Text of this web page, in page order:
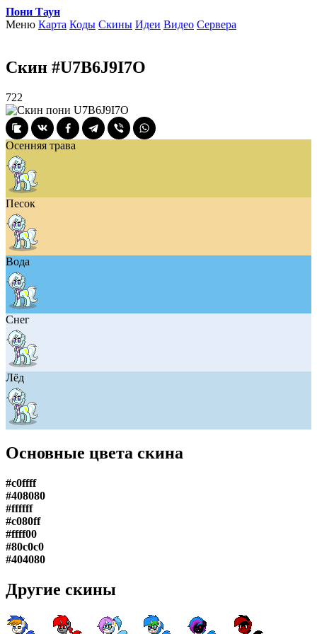
Пони Таун
Меню Карта Коды Скины Идеи Видео Сервера
Скин #U7B6J9I7O
722
Осенняя трава
Песок
Вода
Снег
Лёд
Основные цвета скина
#c0ffff
#408080
#ffffff
#c080ff
#ffff00
#80c0c0
#404080
Другие скины